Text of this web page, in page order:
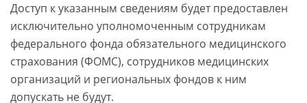
Доступ к указанным сведениям будет предоставлен
исключительно уполномоченным сотрудникам
федерального фонда обязательного медицинского
страхования (ФОМС), сотрудников медицинских
организаций и региональных фондов к ним
допускать не будут.